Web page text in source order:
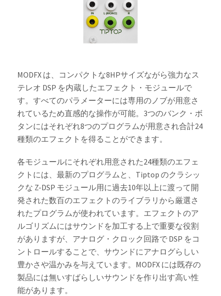
MODFX は、コンパクトな8HPサイズながら強力なス
テレオ DSP を内蔵したエフェクト・モジュールで
す。すべてのパラメーターには専用のノブが用意さ
れているため直感的な操作が可能。3つのバンク・ボ
タンにはそれぞれ8つのプログラムが用意され合計24
種類のエフェクトを得ることができます。
各モジュールにそれぞれ用意された24種類のエフェ
クトには、最新のプログラムと、Tiptop のクラシッ
クな Z-DSP モジュール用に過去10年以上に渡って開
発された数百のエフェクトのライブラリから厳選さ
れたプログラムが使われています。エフェクトのア
ルゴリズムにはサウンドを加工する上で重要な役割
がありますが、アナログ・クロック回路で DSP をコ
ントロールすることで、サウンドにアナログらしい
豊かさや温かみを与えています。MODFX には既存の
製品には無いすばらしいサウンドを作り出す高い性
能があります。